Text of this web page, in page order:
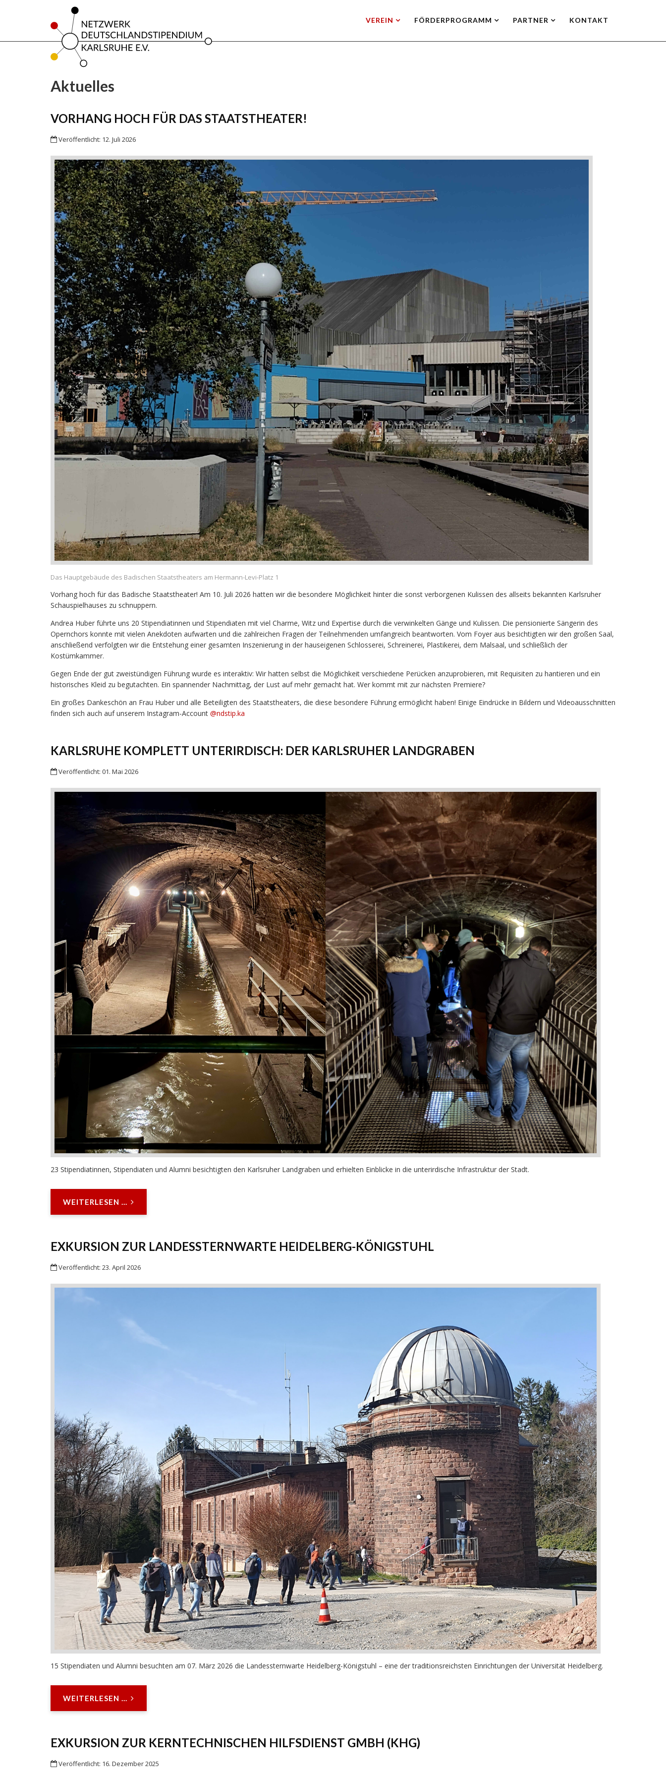
VEREIN FÖRDERPROGRAMM PARTNER KONTAKT
Aktuelles
VORHANG HOCH FÜR DAS STAATSTHEATER!
Veröffentlicht: 12. Juli 2026
Das Hauptgebäude des Badischen Staatstheaters am Hermann-Levi-Platz 1
Vorhang hoch für das Badische Staatstheater! Am 10. Juli 2026 hatten wir die besondere Möglichkeit hinter die sonst verborgenen Kulissen des allseits bekannten Karlsruher
Schauspielhauses zu schnuppern.
Andrea Huber führte uns 20 Stipendiatinnen und Stipendiaten mit viel Charme, Witz und Expertise durch die verwinkelten Gänge und Kulissen. Die pensionierte Sängerin des
Opernchors konnte mit vielen Anekdoten aufwarten und die zahlreichen Fragen der Teilnehmenden umfangreich beantworten. Vom Foyer aus besichtigten wir den großen Saal,
anschließend verfolgten wir die Entstehung einer gesamten Inszenierung in der hauseigenen Schlosserei, Schreinerei, Plastikerei, dem Malsaal, und schließlich der
Kostümkammer.
Gegen Ende der gut zweistündigen Führung wurde es interaktiv: Wir hatten selbst die Möglichkeit verschiedene Perücken anzuprobieren, mit Requisiten zu hantieren und ein
historisches Kleid zu begutachten. Ein spannender Nachmittag, der Lust auf mehr gemacht hat. Wer kommt mit zur nächsten Premiere?
Ein großes Dankeschön an Frau Huber und alle Beteiligten des Staatstheaters, die diese besondere Führung ermöglicht haben! Einige Eindrücke in Bildern und Videoausschnitten
finden sich auch auf unserem Instagram-Account @ndstip.ka
KARLSRUHE KOMPLETT UNTERIRDISCH: DER KARLSRUHER LANDGRABEN
Veröffentlicht: 01. Mai 2026
23 Stipendiatinnen, Stipendiaten und Alumni besichtigten den Karlsruher Landgraben und erhielten Einblicke in die unterirdische Infrastruktur der Stadt.
WEITERLESEN ...
EXKURSION ZUR LANDESSTERNWARTE HEIDELBERG-KÖNIGSTUHL
Veröffentlicht: 23. April 2026
15 Stipendiaten und Alumni besuchten am 07. März 2026 die Landessternwarte Heidelberg-Königstuhl – eine der traditionsreichsten Einrichtungen der Universität Heidelberg.
WEITERLESEN ...
EXKURSION ZUR KERNTECHNISCHEN HILFSDIENST GMBH (KHG)
Veröffentlicht: 16. Dezember 2025